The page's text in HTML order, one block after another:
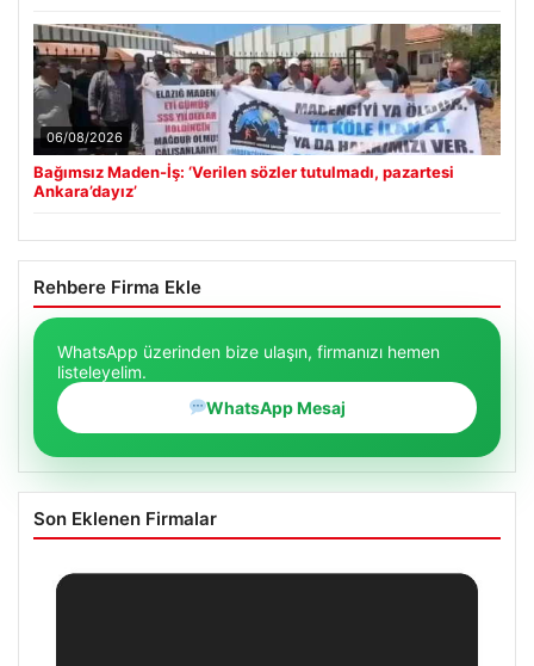
06/08/2026
Bağımsız Maden-İş: ‘Verilen sözler tutulmadı, pazartesi
Ankara’dayız’
Rehbere Firma Ekle
WhatsApp üzerinden bize ulaşın, firmanızı hemen
listeleyelim.
WhatsApp Mesaj
Son Eklenen Firmalar